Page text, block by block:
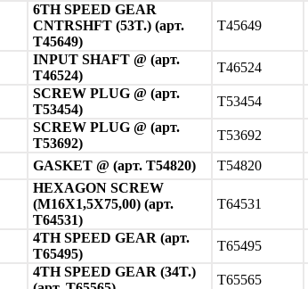
6TH SPEED GEAR
CNTRSHFT (53T.) (арт.
T45649)
T45649
INPUT SHAFT @ (арт.
T46524)
T46524
SCREW PLUG @ (арт.
T53454)
T53454
SCREW PLUG @ (арт.
T53692)
T53692
GASKET @ (арт. T54820) T54820
HEXAGON SCREW
(M16X1,5X75,00) (арт.
T64531)
T64531
4TH SPEED GEAR (арт.
T65495)
T65495
4TH SPEED GEAR (34T.)
T65565